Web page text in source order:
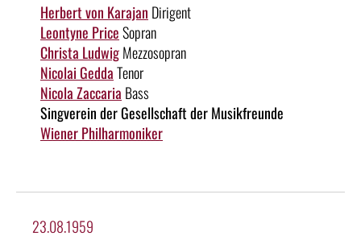
Herbert von Karajan Dirigent
Leontyne PriceSopran
Christa LudwigMezzosopran
Nicolai GeddaTenor
Nicola Zaccaria Bass
Singverein der Gesellschaft der Musikfreunde
Wiener Philharmoniker
23.08.1959